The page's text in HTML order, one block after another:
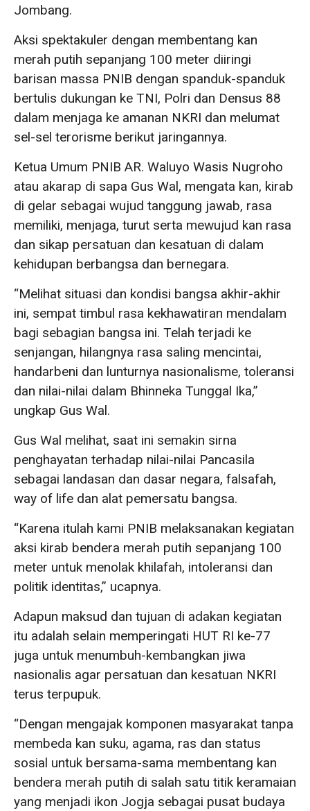
Jombang.
Aksi spektakuler dengan membentang kan
merah putih sepanjang 100 meter diiringi
barisan massa PNIB dengan spanduk-spanduk
bertulis dukungan ke TNI, Polri dan Densus 88
dalam menjaga ke amanan NKRI dan melumat
sel-sel terorisme berikut jaringannya.
Ketua Umum PNIB AR. Waluyo Wasis Nugroho
atau akarap di sapa Gus Wal, mengata kan, kirab
di gelar sebagai wujud tanggung jawab, rasa
memiliki, menjaga, turut serta mewujud kan rasa
dan sikap persatuan dan kesatuan di dalam
kehidupan berbangsa dan bernegara.
“Melihat situasi dan kondisi bangsa akhir-akhir
ini, sempat timbul rasa kekhawatiran mendalam
bagi sebagian bangsa ini. Telah terjadi ke
senjangan, hilangnya rasa saling mencintai,
handarbeni dan lunturnya nasionalisme, toleransi
dan nilai-nilai dalam Bhinneka Tunggal Ika,”
ungkap Gus Wal.
Gus Wal melihat, saat ini semakin sirna
penghayatan terhadap nilai-nilai Pancasila
sebagai landasan dan dasar negara, falsafah,
way of life dan alat pemersatu bangsa.
“Karena itulah kami PNIB melaksanakan kegiatan
aksi kirab bendera merah putih sepanjang 100
meter untuk menolak khilafah, intoleransi dan
politik identitas,” ucapnya.
Adapun maksud dan tujuan di adakan kegiatan
itu adalah selain memperingati HUT RI ke-77
juga untuk menumbuh-kembangkan jiwa
nasionalis agar persatuan dan kesatuan NKRI
terus terpupuk.
“Dengan mengajak komponen masyarakat tanpa
membeda kan suku, agama, ras dan status
sosial untuk bersama-sama membentang kan
bendera merah putih di salah satu titik keramaian
yang menjadi ikon Jogja sebagai pusat budaya